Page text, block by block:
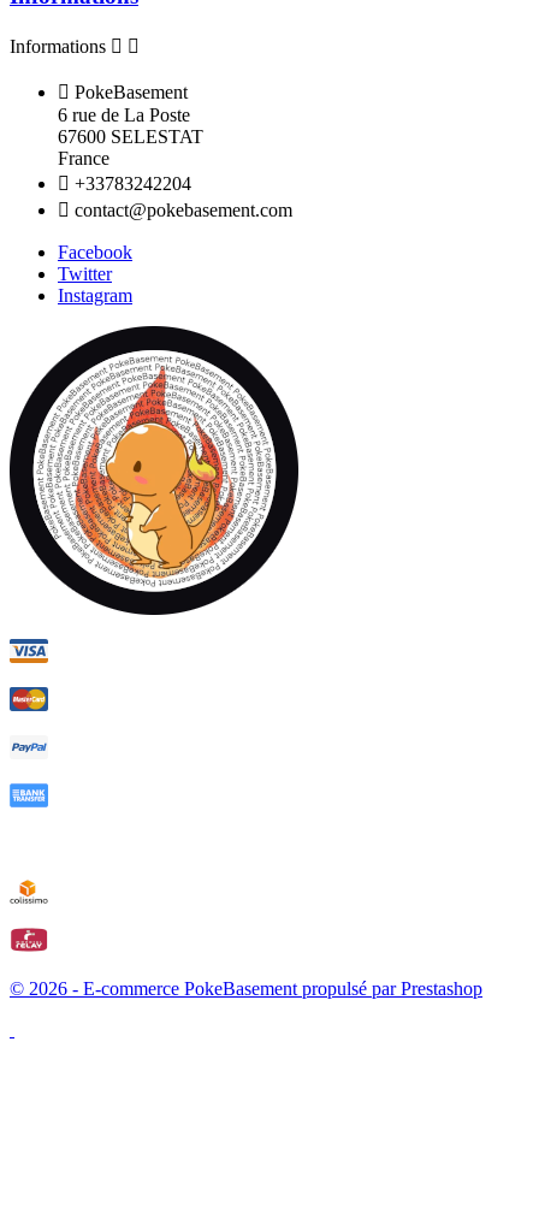
Informations  
 PokeBasement
6 rue de La Poste
67600 SELESTAT
France
 +33783242204
 contact@pokebasement.com
Facebook
Twitter
Instagram
© 2026 - E-commerce PokeBasement propulsé par Prestashop